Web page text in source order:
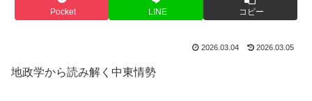
Pocket LINE コピー
2026.03.04 2026.03.05
地政学から読み解く中東情勢